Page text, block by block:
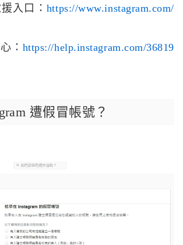
入口： https://www.instagram.com/
： https://help.instagram.com/36819
遭假冒帳號？